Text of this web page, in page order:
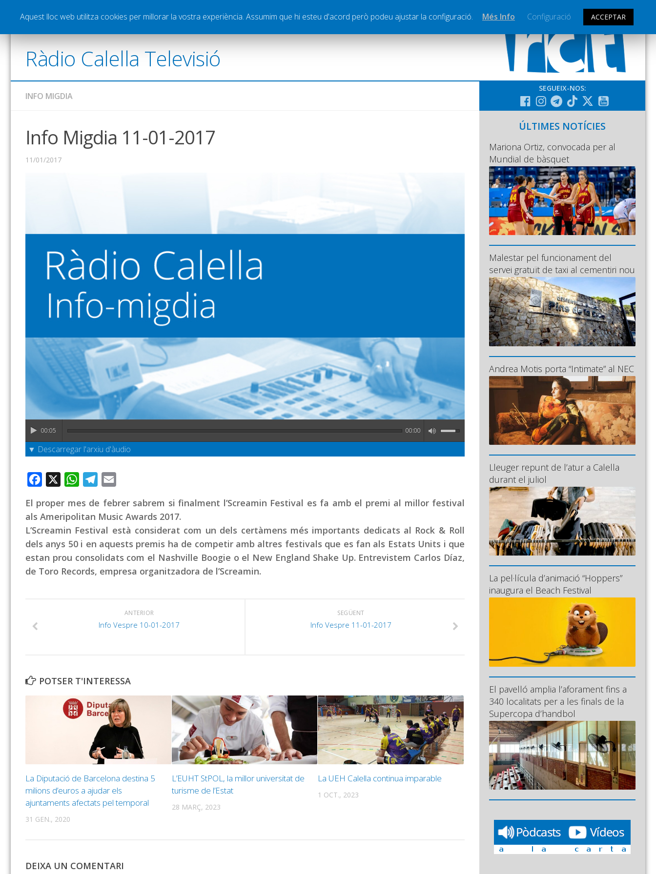
Notícies Esports Pòdcasts Vídeos Graella Publicitat Contacte
Ràdio Calella Televisió
INFO MIGDIA
Info Migdia 11-01-2017
11/01/2017
00:05 00:00
▼ Descarregar l'arxiu d'àudio
Facebook WhatsAppTelegram
El proper mes de febrer sabrem si finalment l’Screamin Festival es fa amb el premi al millor festival
als Ameripolitan Music Awards 2017.
L’Screamin Festival està considerat com un dels certàmens més importants dedicats al Rock & Roll
dels anys 50 i en aquests premis ha de competir amb altres festivals que es fan als Estats Units i que
estan prou consolidats com el Nashville Boogie o el New England Shake Up. Entrevistem Carlos Díaz,
de Toro Records, empresa organitzadora de l’Screamin.
SEGÜENT
Info Vespre 11-01-2017
ANTERIOR
Info Vespre 10-01-2017
POTSER T'INTERESSA
La Diputació de Barcelona destina 5
milions d’euros a ajudar els
ajuntaments afectats pel temporal
31 GEN., 2020
L’EUHT StPOL, la millor universitat de
turisme de l’Estat
28 MARÇ, 2023
La UEH Calella continua imparable
1 OCT., 2023
DEIXA UN COMENTARI
SEGUEIX-NOS:
ÚLTIMES NOTÍCIES
Mariona Ortiz, convocada per al
Mundial de bàsquet
Malestar pel funcionament del
servei gratuït de taxi al cementiri nou
Andrea Motis porta “Intimate” al NEC
Lleuger repunt de l’atur a Calella
durant el juliol
La pel·lícula d’animació “Hoppers”
inaugura el Beach Festival
El pavelló amplia l’aforament fins a
340 localitats per a les finals de la
Supercopa d’handbol
Aquest lloc web utilitza cookies per millorar la vostra experiència. Assumim que hi esteu d'acord però podeu ajustar la configuració. Més Info Configuració ACCEPTAR